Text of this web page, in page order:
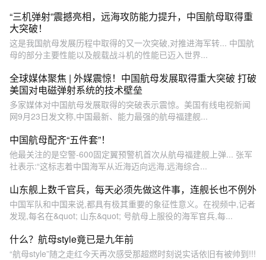
“三机弹射”震撼亮相，远海攻防能力提升，中国航母取得重
大突破！
这是我国航母发展历程中取得的又一次突破,对推进海军转... 中国航
母的部分主要性能以及舰载战斗机的性能已迈入世界...
全球媒体聚焦 | 外媒震惊！中国航母发展取得重大突破 打破
美国对电磁弹射系统的技术壁垒
多家媒体对中国航母发展取得的突破表示震惊。美国有线电视新闻
网9月23日发文称,中国最新、能力最强的航母福建舰...
中国航母配齐“五件套”！
他最关注的是空警-600固定翼预警机首次从航母福建舰上弹... 张军
社表示:“这标志着中国海军从近海迈向远海,远海综合...
山东舰上数千官兵，每天必须先做这件事，连舰长也不例外
中国军队和中国来说,都具有极其重要的象征性意义。在视频中,记者
发现,每名在&quot; 山东&quot; 号航母上服役的海军官兵,每...
什么？航母style竟已是九年前
“航母style”随之走红今天再次感受那超燃时刻说实话依旧有被帅到!!!